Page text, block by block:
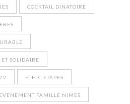
COCKTAIL DINATOIRE
SOLIDAIRE
ETHIC ETAPES
EVENEMENT FAMILLE NIMES